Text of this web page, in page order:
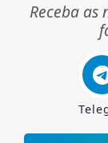
Receba as